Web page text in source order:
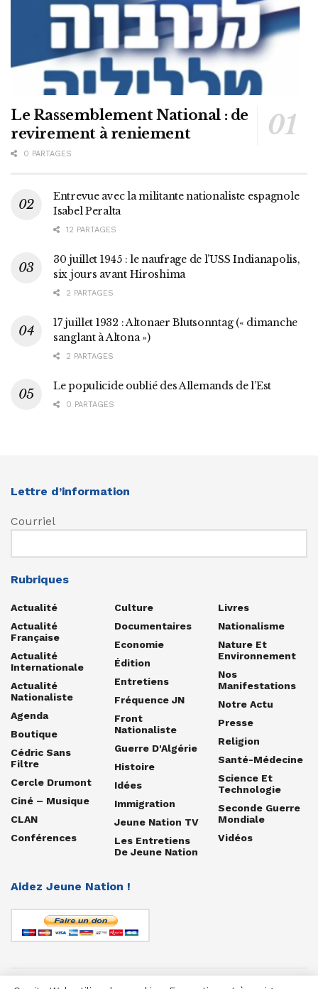
Le Rassemblement National : de
revirement à reniement
0 PARTAGES
Entrevue avec la militante nationaliste espagnole
Isabel Peralta
12 PARTAGES
30 juillet 1945 : le naufrage de l’USS Indianapolis,
six jours avant Hiroshima
2 PARTAGES
17 juillet 1932 : Altonaer Blutsonntag (« dimanche
sanglant à Altona »)
2 PARTAGES
Le populicide oublié des Allemands de l’Est
0 PARTAGES
Lettre d’information
Courriel
Rubriques
Actualité
Actualité
Française
Actualité
Internationale
Actualité
Nationaliste
Agenda
Boutique
Cédric Sans
Filtre
Cercle Drumont
Ciné – Musique
CLAN
Conférences
Culture
Documentaires
Economie
Édition
Entretiens
Fréquence JN
Front
Nationaliste
Guerre D'Algérie
Histoire
Idées
Immigration
Jeune Nation TV
Les Entretiens
De Jeune Nation
Livres
Nationalisme
Nature Et
Environnement
Nos
Manifestations
Notre Actu
Presse
Religion
Santé-Médecine
Science Et
Technologie
Seconde Guerre
Mondiale
Vidéos
Aidez Jeune Nation !